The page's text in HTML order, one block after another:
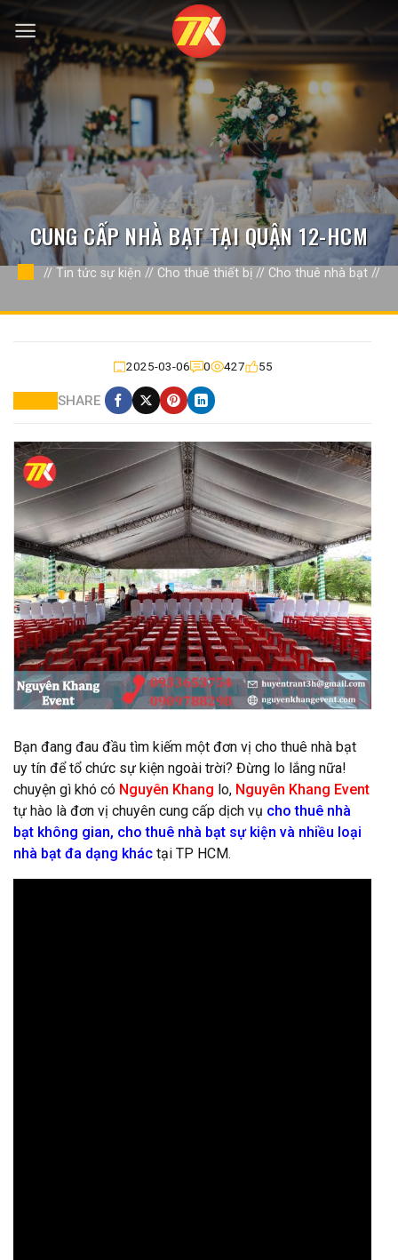
qua
nội
dung
CUNG CẤP NHÀ BẠT TẠI QUẬN 12-HCM
// Tin tức sự kiện // Cho thuê thiết bị // Cho thuê nhà bạt //
2025-03-06 0 427 55
SHARE
Bạn đang đau đầu tìm kiếm một đơn vị cho thuê nhà bạt
uy tín để tổ chức sự kiện ngoài trời? Đừng lo lắng nữa!
chuyện gì khó có Nguyên Khang lo, Nguyên Khang Event
tự hào là đơn vị chuyên cung cấp dịch vụ cho thuê nhà
bạt không gian, cho thuê nhà bạt sự kiện và nhiều loại
nhà bạt đa dạng khác tại TP HCM.